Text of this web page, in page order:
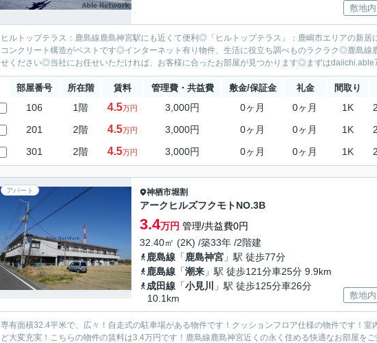
敷地
ヒルトップテラス：鹿島線鹿島神宮駅にも近くて便利◎「ヒルトップテラス」：鹿嶋市エリアの新
コンクリート構造がベストです◎インターネット有り物件、生活に役立ち調べものラクラク◎鹿島線
せください◎当社にお任せいただければ、お客様に合ったお部屋が見つかります◎まずは
部屋番号 所在階 賃料 管理費・共益費 敷金/保証金 礼金 間取り
106 1階 4.5万円 3,000円 0ヶ月 0ヶ月 1K
201 2階 4.5万円 3,000円 0ヶ月 0ヶ月 1K
301 2階 4.5万円 3,000円 0ヶ月 0ヶ月 1K
アパート 神栖市堀割
アークヒルズフクモトNO.3B
3.4万円 管理/共益費0円
32.40㎡ (2K) /築33年 /2階建
鹿島線 「 鹿島神宮 」駅 徒歩77分
鹿島線 「潮来 」駅 徒歩121分車25分 9.9km
成田線 「小見川
」駅 徒歩125分車26分
10.1km
敷地
専有面積32.4平米で、広々！自走式の駐車場がある物件です！クッションフロア仕様の物件です！
ど大変充実！こちらの物件の賃料は3.4万円です！鹿島線鹿島神宮近くの永く住める快適なお部屋を